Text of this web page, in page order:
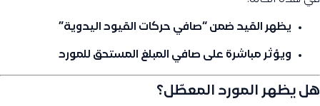
يظهر القيد ضمن “صافي حركات القيود اليدوية”
ويؤثر مباشرة على صافي المبلغ المستحق للمورد
هل يظهر المورد المعطّل؟